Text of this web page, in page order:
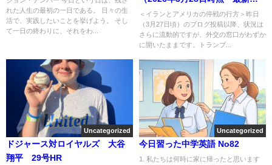
れた人生の最初の一日である。 日々の生
活で、実践したいことを挙げよう。 そし
て一日の終わりに、それをわ...
報）
＜イランとアメリカの停戦の行方＞昨日
（3月27日頃）のブログ投稿以降、状況は
さらに流動的ですが、外交の窓口がわずか
に開いたままです。トランプ...
Uncategorized
ドジャース対ロイヤルズ 大谷
翔平 29号HR
Uncategorized
今日習った中学英語 No82
1. 私たちは何時に家に帰ったと思います